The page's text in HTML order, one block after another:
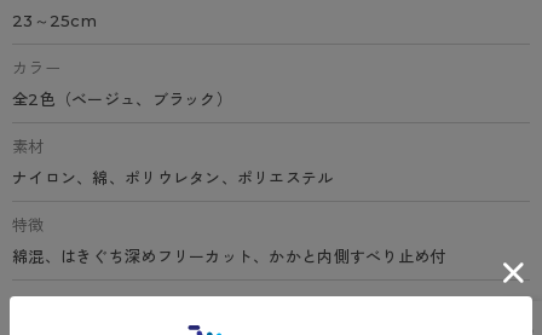
23～25cm
カラー
全2色（ベージュ、ブラック）
素材
ナイロン、綿、ポリウレタン、ポリエステル
特徴
綿混、はきぐち深めフリーカット、かかと内側すべり止め付
原産国